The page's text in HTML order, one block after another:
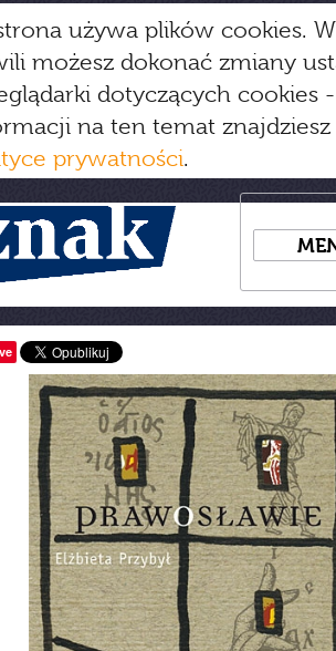
używa plików cookies.
możesz dokonać zmiany
dotyczących cookies
na ten temat
prywatności.